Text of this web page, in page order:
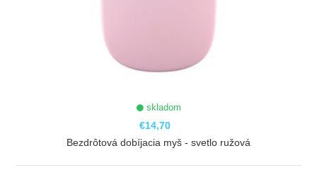
skladom
€14,70
Bezdrôtová dobíjacia myš - svetlo ružová